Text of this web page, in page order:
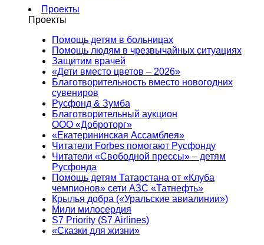
Проекты
Проекты
Помощь детям в больницах
Помощь людям в чрезвычайных ситуациях
Защитим врачей
«Дети вместо цветов – 2026»
Благотворительность вместо новогодних
сувениров
Русфонд & Зумба
Благотворительный аукцион
ООО «Доброторг»
«Екатерининская Ассамблея»
Читатели Forbes помогают Русфонду
Читатели «Свободной прессы» – детям
Русфонда
Помощь детям Татарстана от «Клуба
чемпионов» сети АЗС «Татнефть»
Крылья добра («Уральские авиалинии»)
Мили милосердия
S7 Priority (S7 Airlines)
«Сказки для жизни»